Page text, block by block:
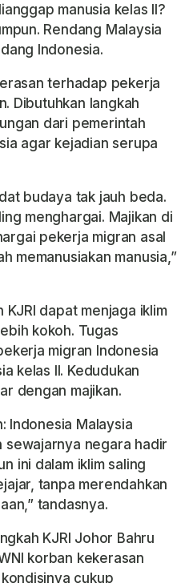
manusia kelas II?
Rendang Malaysia
Indonesia.
terhadap pekerja
Dibutuhkan langkah
dari pemerintah
agar kejadian serupa
budaya tak jauh beda.
menghargai. Majikan di
pekerja migran asal
memanusiakan manusia,”
KJRI dapat menjaga iklim
kokoh. Tugas
migran Indonesia
kelas II. Kedudukan
dengan majikan.
Indonesia Malaysia
sewajarnya negara hadir
ini dalam iklim saling
tanpa merendahkan
tandasnya.
KJRI Johor Bahru
korban kekerasan
cukup